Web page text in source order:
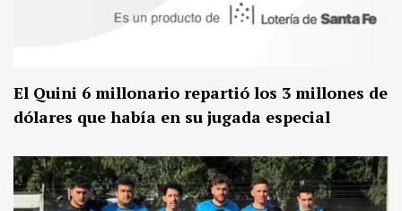
El Quini 6 millonario repartió los 3 millones de
dólares que había en su jugada especial